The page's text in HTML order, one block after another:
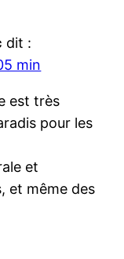
dit :
min
est très
pour les
et
et même des